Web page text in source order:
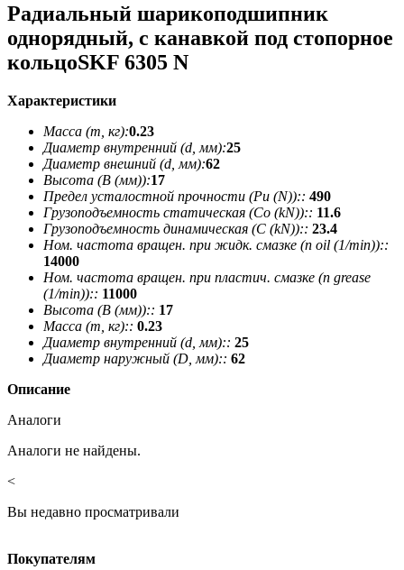
Радиальный шарикоподшипник
однорядный, с канавкой под стопорное
кольцоSKF 6305 N
Характеристики
Масса (m, кг):0.23
Диаметр внутренний (d, мм):25
Диаметр внешний (d, мм):62
Высота (В (мм)):17
Предел усталостной прочности (Pu (N)):: 490
Грузоподъемность статическая (Co (kN)):: 11.6
Грузоподъемность динамическая (C (kN)):: 23.4
Ном. частота вращен. при жидк. смазке (n oil (1/min))::
14000
Ном. частота вращен. при пластич. смазке (n grease
(1/min)):: 11000
Высота (В (мм)):: 17
Масса (m, кг):: 0.23
Диаметр внутренний (d, мм):: 25
Диаметр наружный (D, мм):: 62
Описание
Аналоги
Аналоги не найдены.
<
Вы недавно просматривали
Покупателям